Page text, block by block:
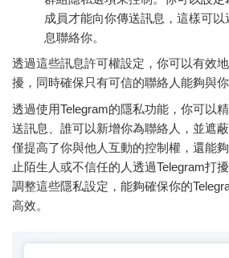
成員才能向你傳送訊息，這樣可
息聯絡你。
透過這些訊息許可權設定，你可以有效
擾，同時確保只有可信的聯絡人能夠與你
透過使用Telegram的隱私功能，你可以
送訊息、誰可以新增你為聯絡人，並遮
僅提高了你與他人互動的控制權，還能
止陌生人或不信任的人透過Telegram打
調整這些隱私設定，能夠確保你的
高效。